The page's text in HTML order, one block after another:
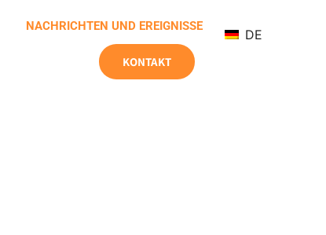
NACHRICHTEN UND EREIGNISSE
KONTAKT
DE